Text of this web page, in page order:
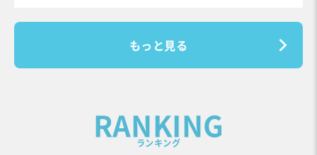
もっと見る
RANKING
ランキング